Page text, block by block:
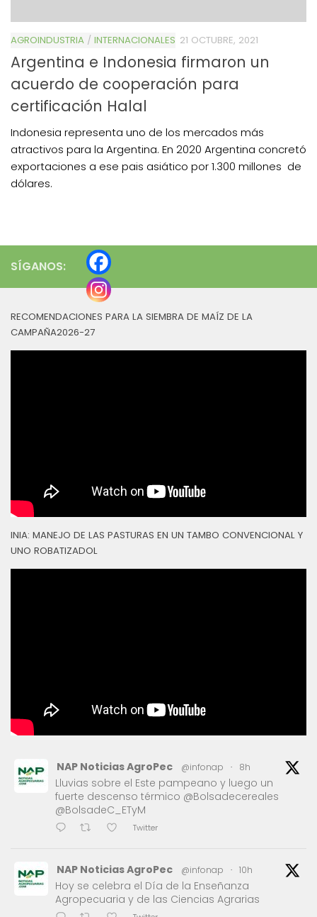
AGROINDUSTRIA / INTERNACIONALES 21 OCTUBRE, 2021
Argentina e Indonesia firmaron un
acuerdo de cooperación para
certificación Halal
Indonesia representa uno de los mercados más
atractivos para la Argentina. En 2020 Argentina concretó
exportaciones a ese pais asiático por 1.300 millones de
dólares.
SÍGANOS:
RECOMENDACIONES PARA LA SIEMBRA DE MAÍZ DE LA
CAMPAÑA2026-27
INIA: MANEJO DE LAS PASTURAS EN UN TAMBO CONVENCIONAL Y
UNO ROBATIZADOL
NAP Noticias AgroPec @infonap · 8h
Lluvias sobre el Este pampeano y luego un
fuerte descenso térmico @Bolsadecereales
@BolsadeC_ETyM
Twitter
NAP Noticias AgroPec @infonap · 10h
Hoy se celebra el Día de la Enseñanza
Agropecuaria y de las Ciencias Agrarias